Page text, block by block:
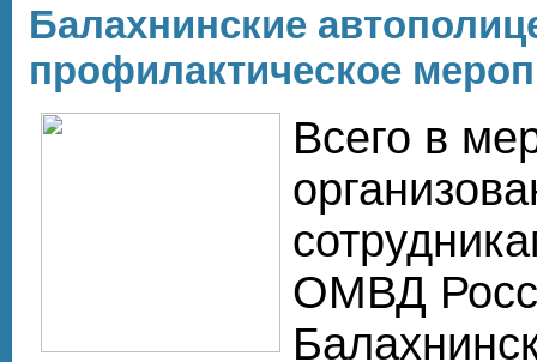
Балахнинские
профилактическое
Всего в
ОМВД